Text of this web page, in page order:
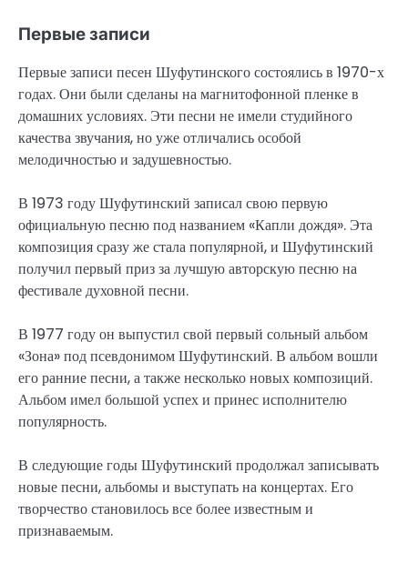
Первые записи
Первые записи песен Шуфутинского состоялись в 1970-х
годах. Они были сделаны на магнитофонной пленке в
домашних условиях. Эти песни не имели студийного
качества звучания, но уже отличались особой
мелодичностью и задушевностью.
В 1973 году Шуфутинский записал свою первую
официальную песню под названием «Капли дождя». Эта
композиция сразу же стала популярной, и Шуфутинский
получил первый приз за лучшую авторскую песню на
фестивале духовной песни.
В 1977 году он выпустил свой первый сольный альбом
«Зона» под псевдонимом Шуфутинский. В альбом вошли
его ранние песни, а также несколько новых композиций.
Альбом имел большой успех и принес исполнителю
популярность.
В следующие годы Шуфутинский продолжал записывать
новые песни, альбомы и выступать на концертах. Его
творчество становилось все более известным и
признаваемым.